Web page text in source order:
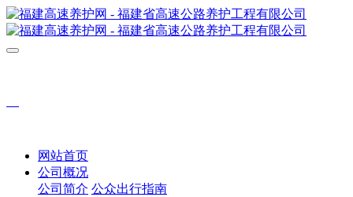
网站首页
公司概况
公司简介 公众出行指南